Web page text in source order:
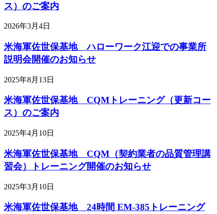
ス）のご案内
2026年3月4日
米海軍佐世保基地 ハローワーク江迎での事業所
説明会開催のお知らせ
2025年8月13日
米海軍佐世保基地 CQMトレーニング（更新コー
ス）のご案内
2025年4月10日
米海軍佐世保基地 CQM（契約業者の品質管理講
習会）トレーニング開催のお知らせ
2025年3月10日
米海軍佐世保基地 24時間 EM-385トレーニング